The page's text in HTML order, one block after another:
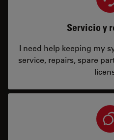
Servicio y
I need help keeping my
service, repairs, spare